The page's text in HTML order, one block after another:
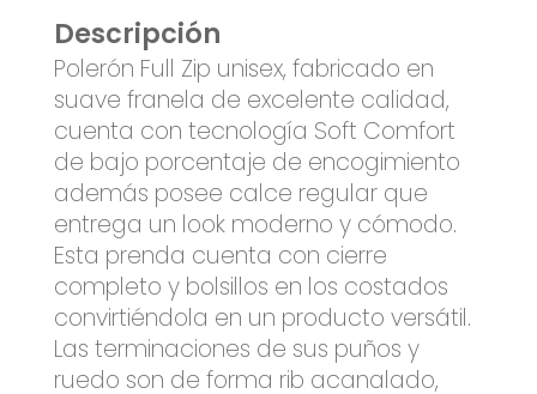
Descripción
Polerón Full Zip unisex, fabricado en
suave franela de excelente calidad,
cuenta con tecnología Soft Comfort
de bajo porcentaje de encogimiento
además posee calce regular que
entrega un look moderno y cómodo.
Esta prenda cuenta con cierre
completo y bolsillos en los costados
convirtiéndola en un producto versátil.
Las terminaciones de sus puños y
ruedo son de forma rib acanalado,